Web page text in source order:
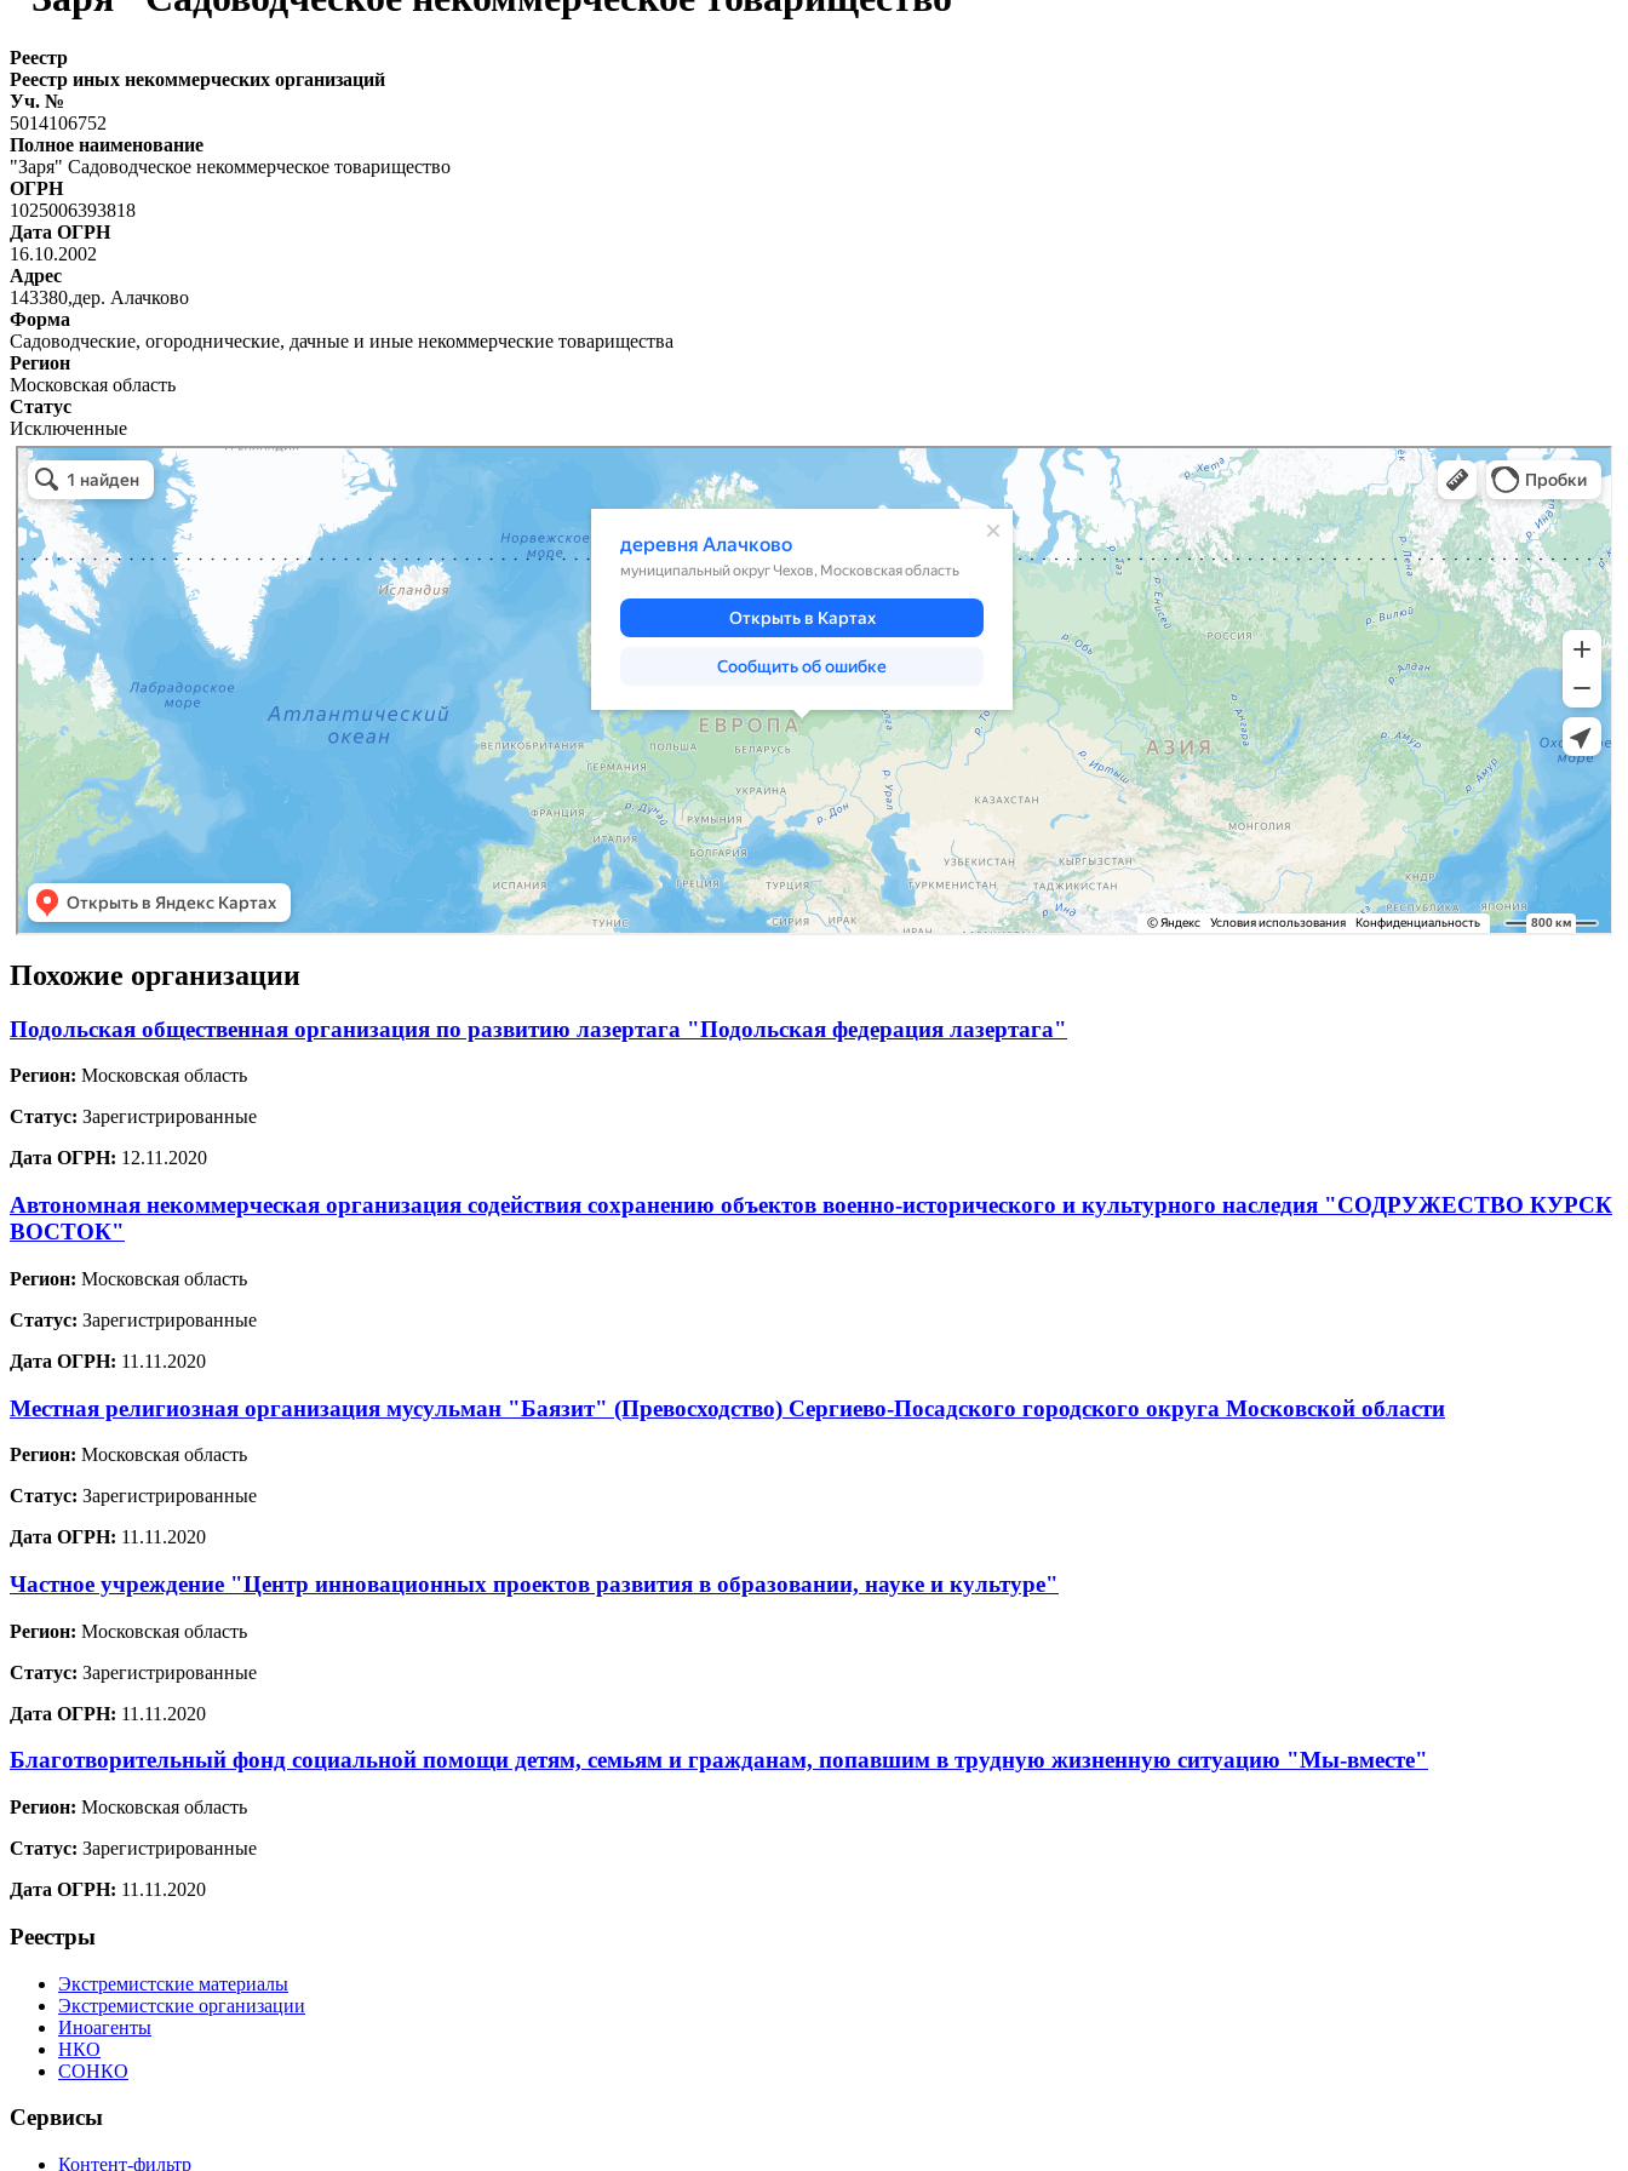
Реестр
Реестр иных некоммерческих организаций
Уч. №
5014106752
Полное наименование
"Заря" Садоводческое некоммерческое товарищество
ОГРН
1025006393818
Дата ОГРН
16.10.2002
Адрес
143380,дер. Алачково
Форма
Садоводческие, огороднические, дачные и иные некоммерческие товарищества
Регион
Московская область
Статус
Исключенные
Похожие организации
Подольская общественная организация по развитию лазертага "Подольская федерация лазертага"
Регион: Московская область
Статус: Зарегистрированные
Дата ОГРН: 12.11.2020
Автономная некоммерческая организация содействия сохранению объектов военно-исторического и культурного наследия "СОДРУЖЕСТВО КУРСК
ВОСТОК"
Регион: Московская область
Статус: Зарегистрированные
Дата ОГРН: 11.11.2020
Местная религиозная организация мусульман "Баязит" (Превосходство) Сергиево-Посадского городского округа Московской области
Регион: Московская область
Статус: Зарегистрированные
Дата ОГРН: 11.11.2020
Частное учреждение "Центр инновационных проектов развития в образовании, науке и культуре"
Регион: Московская область
Статус: Зарегистрированные
Дата ОГРН: 11.11.2020
Благотворительный фонд социальной помощи детям, семьям и гражданам, попавшим в трудную жизненную ситуацию "Мы-вместе"
Регион: Московская область
Статус: Зарегистрированные
Дата ОГРН: 11.11.2020
Реестры
Экстремистские материалы
Экстремистские организации
Иноагенты
НКО
СОНКО
Сервисы
Контент-фильтр